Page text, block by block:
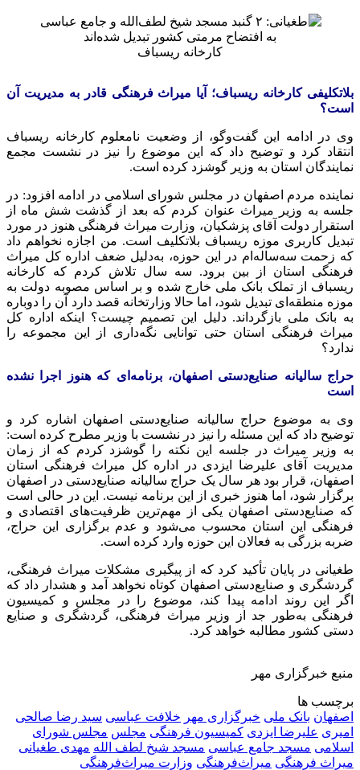
کارخانه ریسباف
بلاتکلیفی کارخانه ریسباف؛ آیا میراث فرهنگی قادر به مدیریت آن
است؟
وی در ادامه این گفت‌وگو، از وضعیت نامعلوم کارخانه ریسباف
انتقاد کرد و توضیح داد که این موضوع را نیز در نشست مجمع
نمایندگان استان به وزیر گوشزد کرده است.
نماینده مردم اصفهان در مجلس شورای اسلامی در ادامه افزود: در
جلسه به وزیر میراث عنوان کردم که بعد از گذشت شش ماه از
استقرار دولت آقای پزشکیان، وزارت میراث فرهنگی هنوز در مورد
تبدیل کاربری موزه ریسباف بلاتکلیف است. من اجازه نخواهم داد
که زحمت سه‌ساله‌ام در این حوزه، به‌دلیل ضعف اداره کل میراث
فرهنگی استان از بین برود. سه سال تلاش کردم که کارخانه
ریسباف از تملک بانک ملی خارج شده و بر اساس مصوبه دولت به
موزه منطقه‌ای تبدیل شود، اما حالا وزارتخانه قصد دارد آن را دوباره
به بانک ملی بازگرداند. دلیل این تصمیم چیست؟ اینکه اداره کل
میراث فرهنگی استان حتی توانایی نگه‌داری از این مجموعه را
ندارد؟
حراج سالیانه صنایع‌دستی اصفهان، برنامه‌ای که هنوز اجرا نشده
است
وی به موضوع حراج سالیانه صنایع‌دستی اصفهان اشاره کرد و
توضیح داد که این مسئله را نیز در نشست با وزیر مطرح کرده است:
به وزیر میراث در جلسه این نکته را گوشزد کردم که از زمان
مدیریت آقای علیرضا ایزدی در اداره کل میراث فرهنگی استان
اصفهان، قرار بود هر سال یک حراج سالیانه صنایع‌دستی در اصفهان
برگزار شود، اما هنوز خبری از این برنامه نیست. این در حالی است
که صنایع‌دستی اصفهان یکی از مهم‌ترین ظرفیت‌های اقتصادی و
فرهنگی این استان محسوب می‌شود و عدم برگزاری این حراج،
ضربه بزرگی به فعالان این حوزه وارد کرده است.
طغیانی در پایان تأکید کرد که از پیگیری مشکلات میراث فرهنگی،
گردشگری و صنایع‌دستی اصفهان کوتاه نخواهد آمد و هشدار داد که
اگر این روند ادامه پیدا کند، موضوع را در مجلس و کمیسیون
فرهنگی به‌طور جد از وزیر میراث فرهنگی، گردشگری و صنایع
دستی کشور مطالبه خواهد کرد.
منبع خبرگزاری مهر
برچسب ها
اصفهان بانک ملی خبرگزاری مهر خلافت عباسی سید رضا صالحی
امیری علیرضا ایزدی کمیسیون فرهنگی مجلس مجلس شورای
اسلامی مسجد جامع عباسی مسجد شیخ لطف الله مهدی طغیانی
میراث فرهنگی میراث‌فرهنگی وزارت میراث‌فرهنگی